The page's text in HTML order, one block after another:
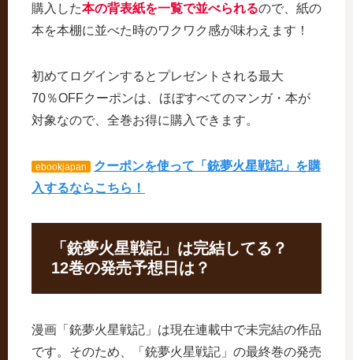
購入した本の背表紙を一覧で並べられるので、紙の
本を本棚に並べた時のワクワク感が味わえます！
初めてログインするとプレゼントされる最大
70％OFFクーポンは、ほぼすべてのマンガ・本が
対象なので、全巻お得に購入できます。
ebookjapan
クーポンを使って「銃夢火星戦記」を購
入するならこちら！
「銃夢火星戦記」は完結してる？
12巻の発売予想日は？
漫画「銃夢火星戦記」は現在連載中で未完結の作品
です。そのため、「銃夢火星戦記」の最終巻の発売